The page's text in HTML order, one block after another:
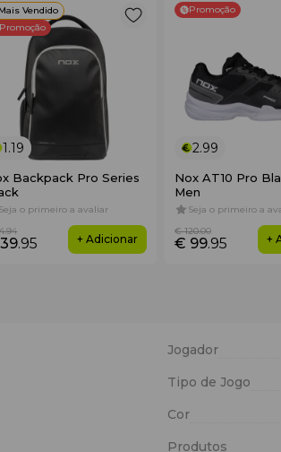
Mais Vendido
Promoção
1.19
Backpack Pro Series
Seja o primeiro a avaliar
.95
.94
+ Adicionar
Promoção
2.99
Nox AT10 Pro
Men
Seja o primeiro a
€ 99.95
€ 120.00
+
Jogador
Tipo de Jogo
Cor
Produtos